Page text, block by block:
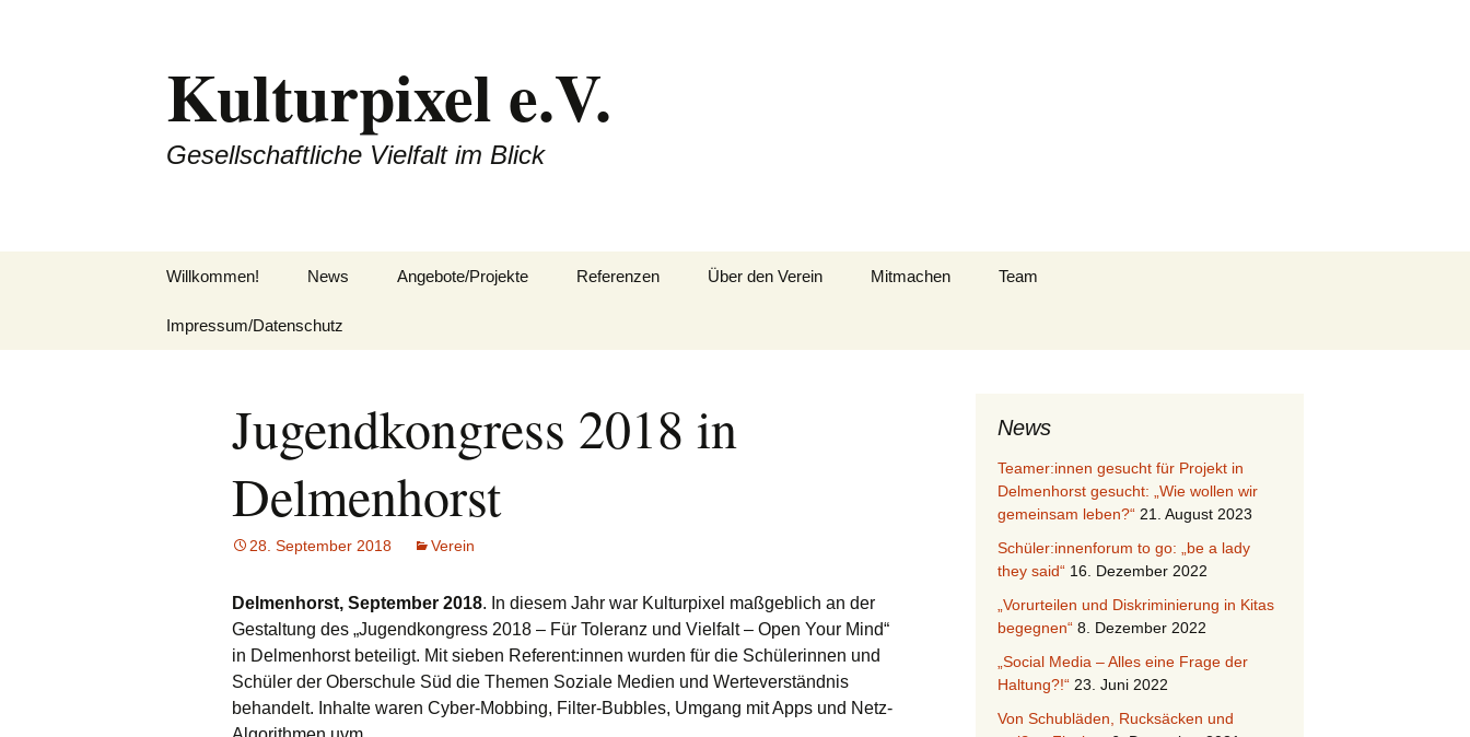
Kulturpixel e.V.
Gesellschaftliche Vielfalt im Blick
Willkommen! News Angebote/Projekte Referenzen Über den Verein Mitmachen Team
Impressum/Datenschutz
Jugendkongress 2018 in
Delmenhorst
28. September 2018 Verein
Delmenhorst, September 2018. In diesem Jahr war Kulturpixel maßgeblich an der
Gestaltung des „Jugendkongress 2018 – Für Toleranz und Vielfalt – Open Your Mind“
in Delmenhorst beteiligt. Mit sieben Referent:innen wurden für die Schülerinnen und
Schüler der Oberschule Süd die Themen Soziale Medien und Werteverständnis
behandelt. Inhalte waren Cyber-Mobbing, Filter-Bubbles, Umgang mit Apps und Netz-
News
Teamer:innen gesucht für Projekt in
Delmenhorst gesucht: „Wie wollen wir
gemeinsam leben?“ 21. August 2023
Schüler:innenforum to go: „be a lady
they said“ 16. Dezember 2022
„Vorurteilen und Diskriminierung in Kitas
begegnen“ 8. Dezember 2022
„Social Media – Alles eine Frage der
Haltung?!“ 23. Juni 2022
Von Schubläden, Rucksäcken und